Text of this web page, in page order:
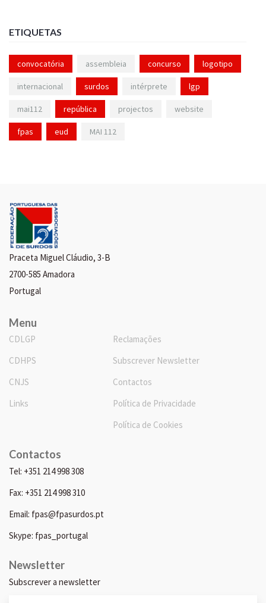
ETIQUETAS
convocatória assembleia concurso logotipo
internacional surdos intérprete lgp
mai112 república projectos website
fpas eud MAI 112
Praceta Miguel Cláudio, 3-B
2700-585 Amadora
Portugal
Menu
CDLGP
CDHPS
CNJS
Links
Reclamações
Subscrever Newsletter
Contactos
Política de Privacidade
Política de Cookies
Contactos
Tel: +351 214 998 308
Fax: +351 214 998 310
Email: fpas@fpasurdos.pt
Skype: fpas_portugal
Newsletter
Subscrever a newsletter